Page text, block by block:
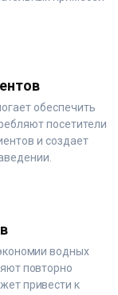
обеспечить
посетители
и создает
водных
повторно
привести к